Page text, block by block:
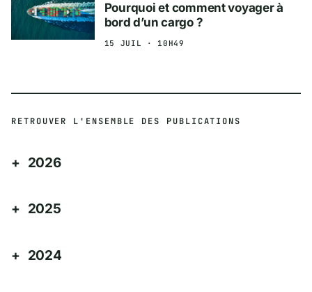
Pourquoi et comment voyager à
bord d’un cargo ?
15 JUIL · 10H49
RETROUVER L'ENSEMBLE DES PUBLICATIONS
2026
2025
2024